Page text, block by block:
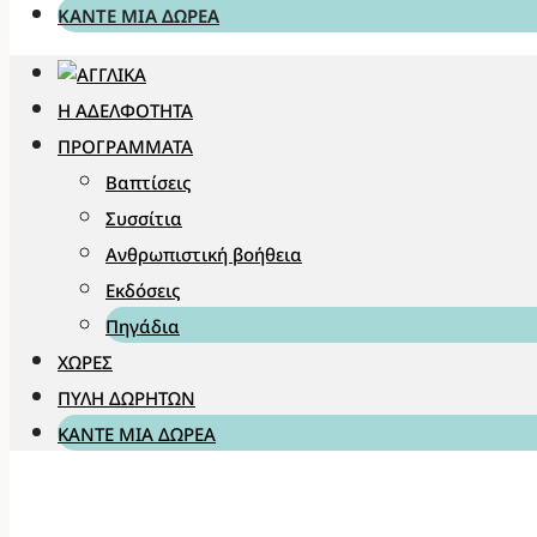
ΚΆΝΤΕ ΜΊΑ ΔΩΡΕΆ
Η ΑΔΕΛΦΌΤΗΤΑ
ΠΡΟΓΡΆΜΜΑΤΑ
Βαπτίσεις
Συσσίτια
Ανθρωπιστική βοήθεια
Εκδόσεις
Πηγάδια
ΧΏΡΕΣ
ΠΎΛΗ ΔΩΡΗΤΏΝ
ΚΆΝΤΕ ΜΊΑ ΔΩΡΕΆ